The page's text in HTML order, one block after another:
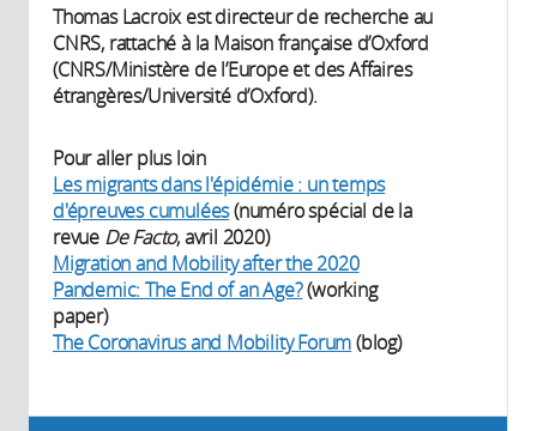
Thomas Lacroix est directeur de recherche au
CNRS, rattaché à la Maison française d’Oxford
(CNRS/Ministère de l’Europe et des Affaires
étrangères/Université d’Oxford).
Pour aller plus loin
Les migrants dans l'épidémie : un temps
d'épreuves cumulées(numéro spécial de la
revue De Facto, avril 2020)
Migration and Mobility after the 2020
Pandemic: The End of an Age?(working
paper)
The Coronavirus and Mobility Forum(blog)